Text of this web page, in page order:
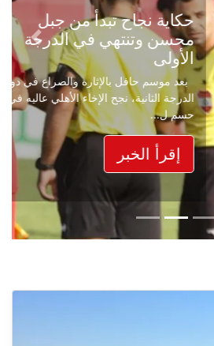
تبدأ من جبل
في الدرجة
بالإثارة والصراع في دوري
نجح الإخاء الأهلي عاليه في
Next